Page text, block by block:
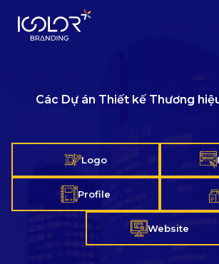
#
Các Dự án Thiết kế Thương
Logo
Profile
Website